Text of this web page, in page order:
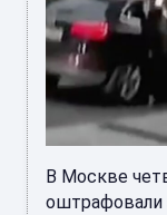
В Москве
оштрафовали